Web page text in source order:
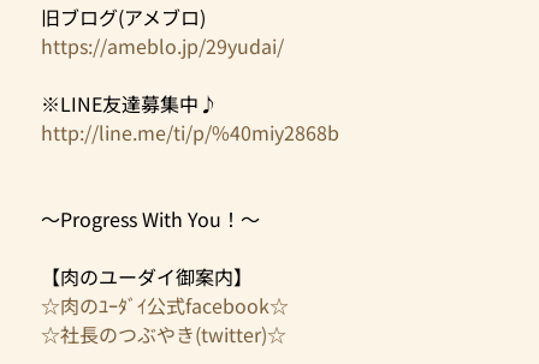
旧ブログ(アメブロ)
https://ameblo.jp/29yudai/
※LINE友達募集中♪
http://line.me/ti/p/%40miy2868b
～Progress With You！～
【肉のユーダイ御案内】
☆肉のﾕｰﾀﾞｲ公式facebook☆
☆社長のつぶやき(twitter)☆